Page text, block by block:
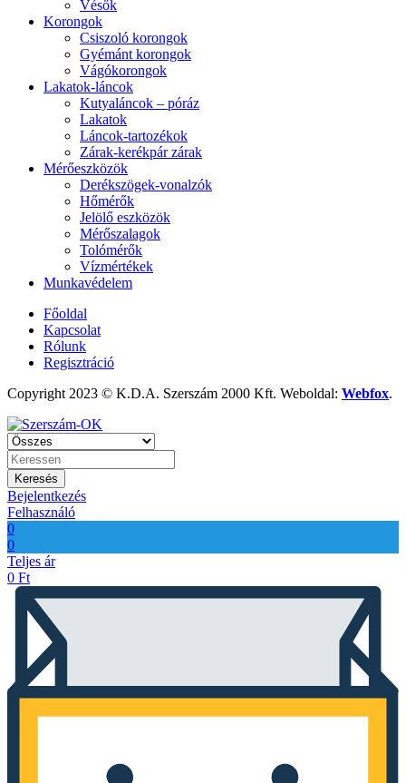
Vésők
Korongok
Csiszoló korongok
Gyémánt korongok
Vágókorongok
Lakatok-láncok
Kutyaláncok – póráz
Lakatok
Láncok-tartozékok
Zárak-kerékpár zárak
Mérőeszközök
Derékszögek-vonalzók
Hőmérők
Jelölő eszközök
Mérőszalagok
Tolómérők
Vízmértékek
Munkavédelem
Főoldal
Kapcsolat
Rólunk
Regisztráció
Copyright 2023 © K.D.A. Szerszám 2000 Kft. Weboldal: Webfox.
Keresés
Bejelentkezés
Felhasználó
0
0
Teljes ár
0 Ft